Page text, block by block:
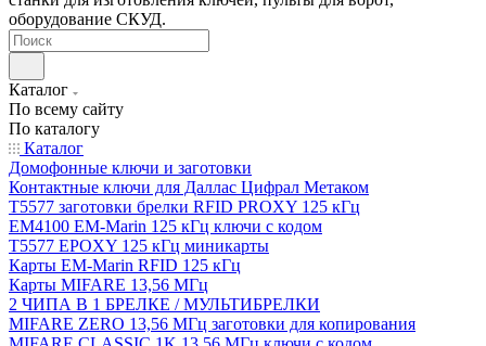
оборудование СКУД.
Каталог
По всему сайту
По каталогу
Каталог
Домофонные ключи и заготовки
Контактные ключи для Даллас Цифрал Метаком
T5577 заготовки брелки RFID PROXY 125 кГц
EM4100 EM-Marin 125 кГц ключи с кодом
T5577 EPOXY 125 кГц миникарты
Карты EM-Marin RFID 125 кГц
Карты MIFARE 13,56 МГц
2 ЧИПА В 1 БРЕЛКЕ / МУЛЬТИБРЕЛКИ
MIFARE ZERO 13,56 МГц заготовки для копирования